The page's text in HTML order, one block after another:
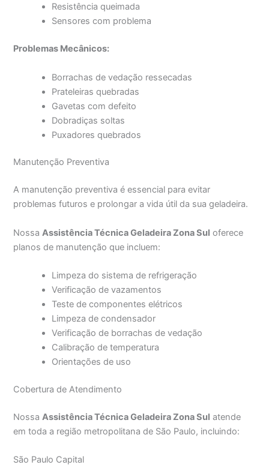
Resistência queimada
Sensores com problema
Problemas Mecânicos:
Borrachas de vedação ressecadas
Prateleiras quebradas
Gavetas com defeito
Dobradiças soltas
Puxadores quebrados
Manutenção Preventiva
A manutenção preventiva é essencial para evitar
problemas futuros e prolongar a vida útil da sua geladeira.
Nossa Assistência Técnica Geladeira Zona Sul oferece
planos de manutenção que incluem:
Limpeza do sistema de refrigeração
Verificação de vazamentos
Teste de componentes elétricos
Limpeza de condensador
Verificação de borrachas de vedação
Calibração de temperatura
Orientações de uso
Cobertura de Atendimento
NossaAssistência Técnica Geladeira Zona Sul atende
em toda a região metropolitana de São Paulo, incluindo:
São Paulo Capital